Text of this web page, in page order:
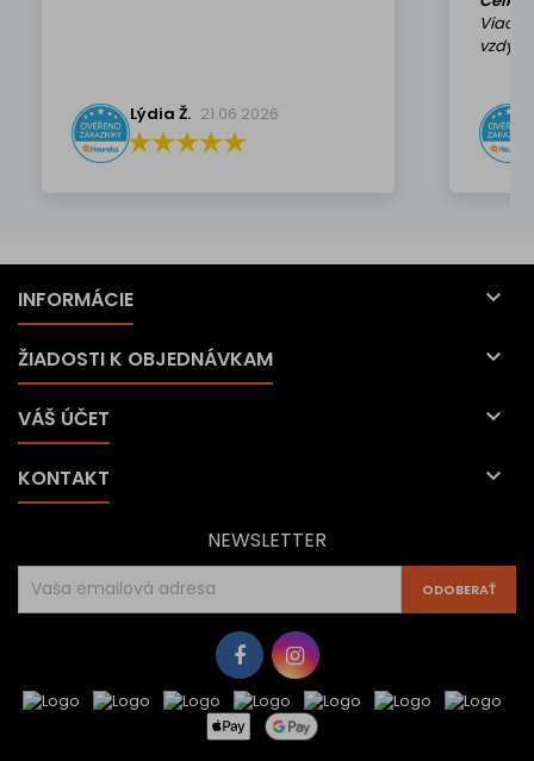
Lýdia Ž. 21.06.2026
vzdy k
INFORMÁCIE 
ŽIADOSTI K OBJEDNÁVKAM 
VÁŠ ÚČET 
KONTAKT 
NEWSLETTER